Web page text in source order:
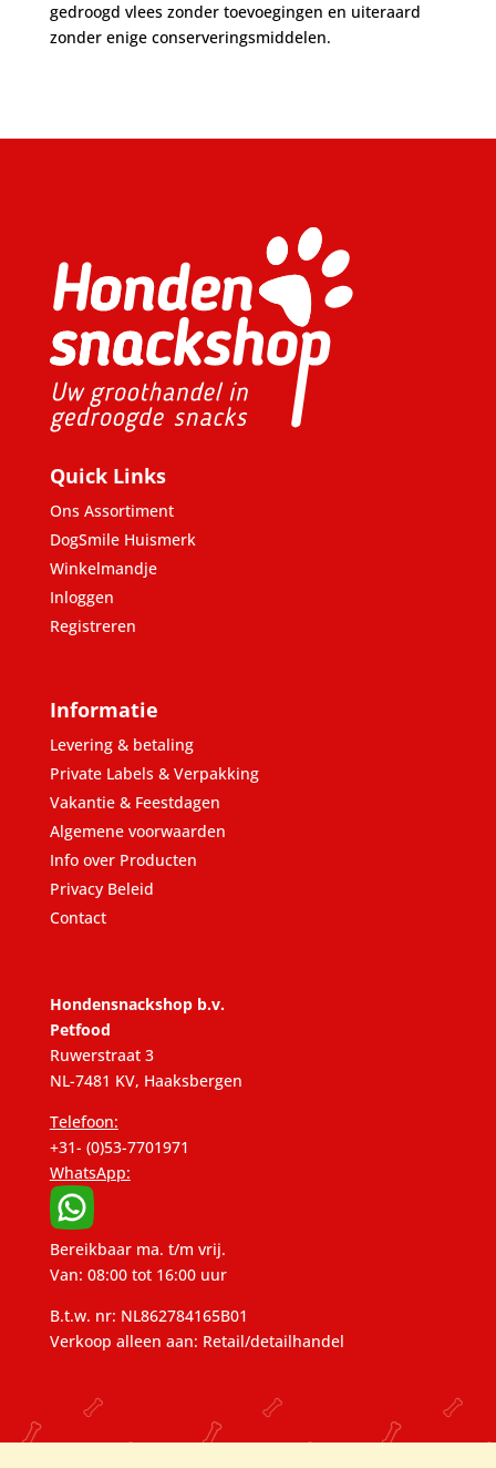
gedroogd vlees zonder toevoegingen en uiteraard
zonder enige conserveringsmiddelen.
Quick Links
Ons Assortiment
DogSmile Huismerk
Winkelmandje
Inloggen
Registreren
Informatie
Levering & betaling
Private Labels & Verpakking
Vakantie & Feestdagen
Algemene voorwaarden
Info over Producten
Privacy Beleid
Contact
Hondensnackshop b.v.
Petfood
Ruwerstraat 3
NL-7481 KV, Haaksbergen
Telefoon:
+31- (0)53-7701971
WhatsApp:
Bereikbaar ma. t/m vrij.
Van: 08:00 tot 16:00 uur
B.t.w. nr: NL862784165B01
Verkoop alleen aan: Retail/detailhandel